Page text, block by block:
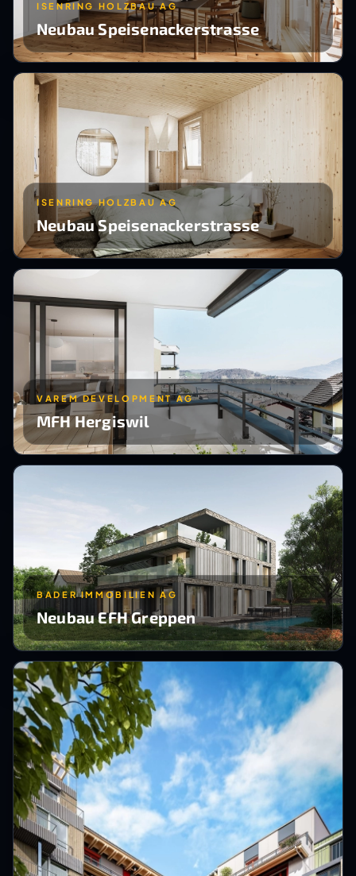
ISENRING HOLZBAU AG
Neubau Speisenackerstrasse
ISENRING HOLZBAU AG
Neubau Speisenackerstrasse
VAREM DEVELOPMENT AG
MFH Hergiswil
BADER IMMOBILIEN AG
Neubau EFH Greppen